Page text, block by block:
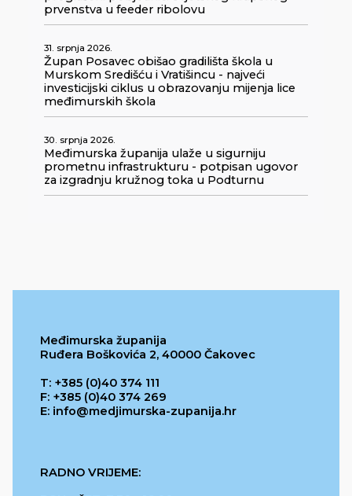
prvenstva u feeder ribolovu
31. srpnja 2026.
Župan Posavec obišao gradilišta škola u
Murskom Središću i Vratišincu - najveći
investicijski ciklus u obrazovanju mijenja lice
međimurskih škola
30. srpnja 2026.
Međimurska županija ulaže u sigurniju
prometnu infrastrukturu - potpisan ugovor
za izgradnju kružnog toka u Podturnu
Međimurska županija
Ruđera Boškovića 2, 40000 Čakovec
T: +385 (0)40 374 111
F: +385 (0)40 374 269
E: info@medjimurska-zupanija.hr
RADNO VRIJEME: